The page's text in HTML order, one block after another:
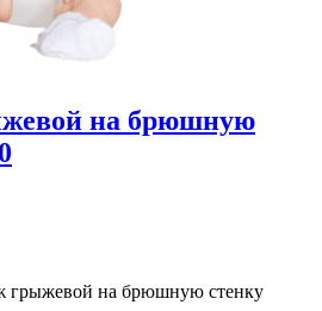
на брюшную
грыжевой на брюшную стенку